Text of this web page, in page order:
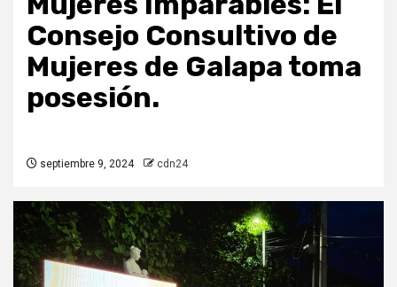
Consejo Consultivo de
Mujeres de Galapa toma
posesión.
septiembre 9, 2024 cdn24